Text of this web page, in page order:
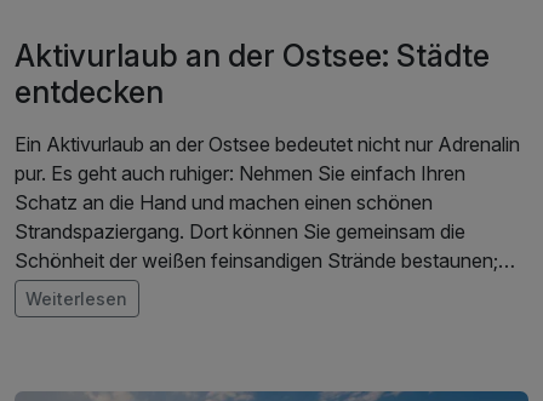
Aktivurlaub an der Ostsee: Städte
entdecken
Ein Aktivurlaub an der Ostsee bedeutet nicht nur Adrenalin
pur. Es geht auch ruhiger: Nehmen Sie einfach Ihren
Schatz an die Hand und machen einen schönen
Strandspaziergang. Dort können Sie gemeinsam die
Schönheit der weißen feinsandigen Strände bestaunen;
Muscheln, seltene Steine oder einen Hühnergott sammeln
oder bei einem romantischen Picknick die auf- oder
Weiterlesen